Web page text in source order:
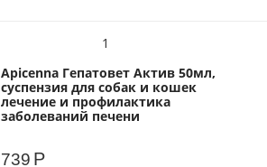
1
Apicenna Гепатовет Актив 50мл,
суспензия для собак и кошек
лечение и профилактика
заболеваний печени
739 Р